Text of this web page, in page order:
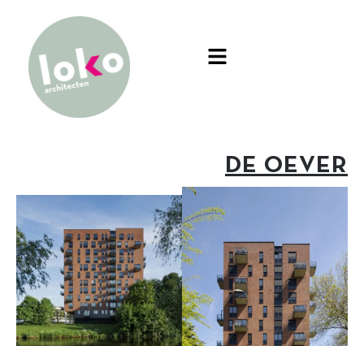
DE OEVER